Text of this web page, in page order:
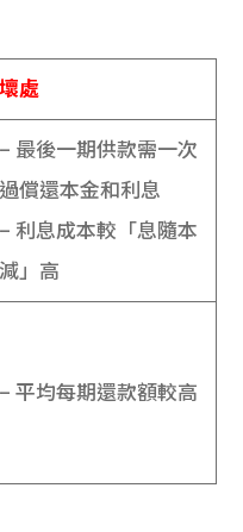
壞處
– 最後一期供款需一次
過償還本金和利息
– 利息成本較「息隨本
減」高
– 平均每期還款額較高